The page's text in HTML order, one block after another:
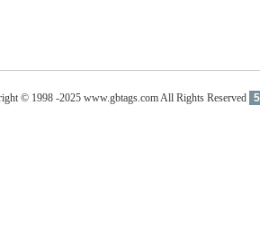
© 1998 -2025 www.gbtags.com All Rights Reserved